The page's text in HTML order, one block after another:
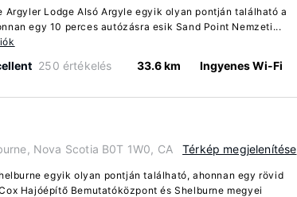
Argyler Lodge Alsó Argyle egyik olyan pontján található a
egy 10 perces autózásra esik Sand Point Nemzeti...
250 értékelés 33.6 km Ingyenes Wi-Fi
Nova Scotia B0T 1W0, CA Térkép megjelenítése
egyik olyan pontján található, ahonnan egy rövid
Hajóépítő Bemutatóközpont és Shelburne megyei